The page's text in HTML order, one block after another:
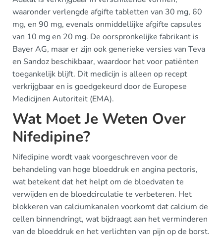
waaronder verlengde afgifte tabletten van 30 mg, 60
mg, en 90 mg, evenals onmiddellijke afgifte capsules
van 10 mg en 20 mg. De oorspronkelijke fabrikant is
Bayer AG, maar er zijn ook generieke versies van Teva
en Sandoz beschikbaar, waardoor het voor patiënten
toegankelijk blijft. Dit medicijn is alleen op recept
verkrijgbaar en is goedgekeurd door de Europese
Medicijnen Autoriteit (EMA).
Wat Moet Je Weten Over
Nifedipine?
Nifedipine wordt vaak voorgeschreven voor de
behandeling van hoge bloeddruk en angina pectoris,
wat betekent dat het helpt om de bloedvaten te
verwijden en de bloedcirculatie te verbeteren. Het
blokkeren van calciumkanalen voorkomt dat calcium de
cellen binnendringt, wat bijdraagt aan het verminderen
van de bloeddruk en het verlichten van pijn op de borst.